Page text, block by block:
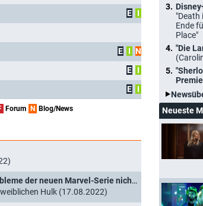
E
I
E I N
E
I
E I
Forum N Blog/News
"She-Hulk: Die Anwältin": Tatiana Maslany alleine kann die Probleme der neuen Marvel-Serie nicht beheben
Hulk (17.08.2022)
"Death
Ende
Place"
"Die
Neueste